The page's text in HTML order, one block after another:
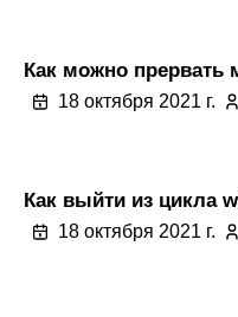
Как можно прервать
18 октября 2021 г.
Как выйти из цикла
18 октября 2021 г.